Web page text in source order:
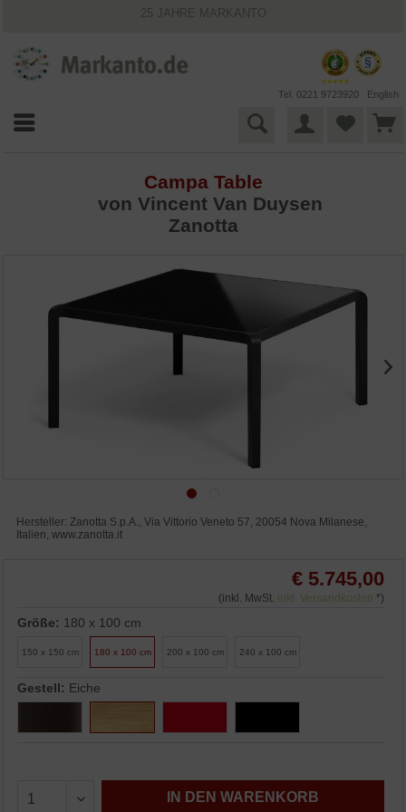
25 JAHRE MARKANTO
VIELFÄLTIGE ZAHLUNGSMÖGLICHKEITEN
BESTPRICE-GARANTIE
Tel. 0221 9723920 English
Campa Table
von Vincent Van Duysen
Zanotta
Hersteller: Zanotta S.p.A., Via Vittorio Veneto 57, 20054 Nova Milanese,
Italien, www.zanotta.it
€ 5.745,00
(inkl. MwSt. inkl. Versandkosten *)
Größe: 180 x 100 cm
150 x 150 cm 180 x 100 cm 200 x 100 cm 240 x 100 cm
Gestell: Eiche
IN DEN WARENKORB